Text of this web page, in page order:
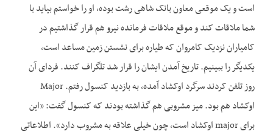
است و یک موقعی معاون بانک شاهی رشت بوده، او را خواستم بیاید با
شما ملاقات کند و موقع ملاقات فرمانده نیرو هم قرار گذاشتیم در
کامیاران نزدیک کامروان که طیاره برای نشستن زمین مساعد است،
یکدیگر را ببینیم. تاریخ آمدن ایشان را قرار شد تلگراف کنند. فردای آن
روز تلفن کردند سرگرد اوکشاد آمده، به بازدید کنسول رفتم. Major
اوکشاد هم بود. میز مشروبی هم گذاشته بودند که کنسول گفت: «این
برای major اوکشاد است، چون خیلی علاقه به مشروب دارد». اطلاعاتی